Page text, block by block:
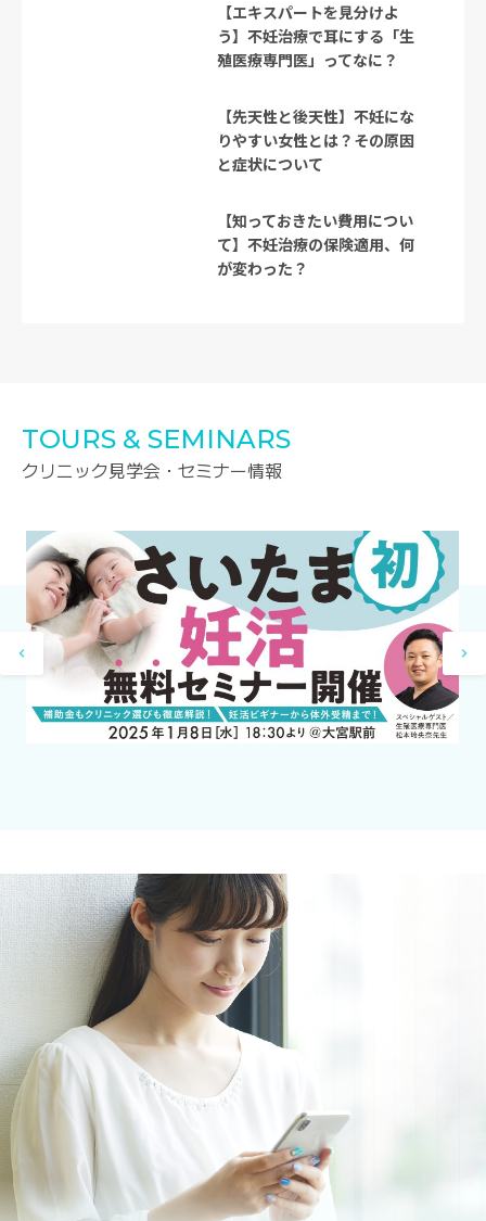
【エキスパートを見分けよ
う】不妊治療で耳にする「生
殖医療専門医」ってなに？
【先天性と後天性】不妊にな
りやすい女性とは？その原因
と症状について
【知っておきたい費用につい
て】不妊治療の保険適用、何
が変わった？
TOURS & SEMINARS
クリニック見学会・セミナー情報